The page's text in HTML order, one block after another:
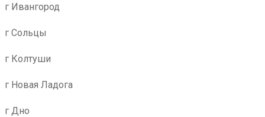
г Ивангород
г Сольцы
г Колтуши
г Новая Ладога
г Дно